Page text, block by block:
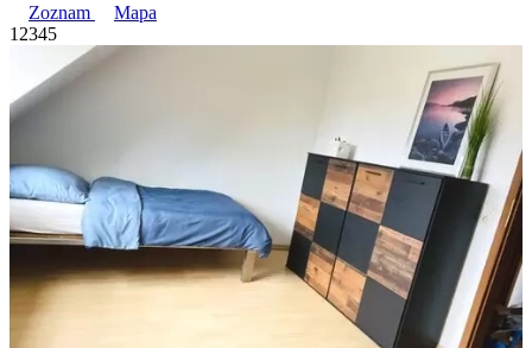
Zoznam
Mapa
1 2345